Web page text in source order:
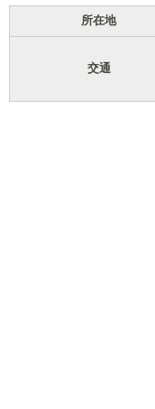
所在地
交通